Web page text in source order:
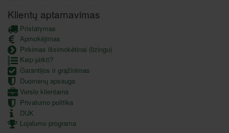
Klientų aptarnavimas
Pristatymas
Apmokėjimas
Pirkimas išsimokėtinai (lizingu)
Kaip pirkti?
Garantijos ir grąžinimas
Duomenų apsauga
Verslo klientams
Privatumo politika
DUK
Lojalumo programa